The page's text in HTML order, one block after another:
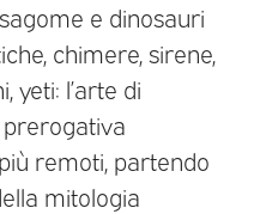
e dinosauri
chimere, sirene,
yeti: l’arte di
remoti, partendo
mitologia